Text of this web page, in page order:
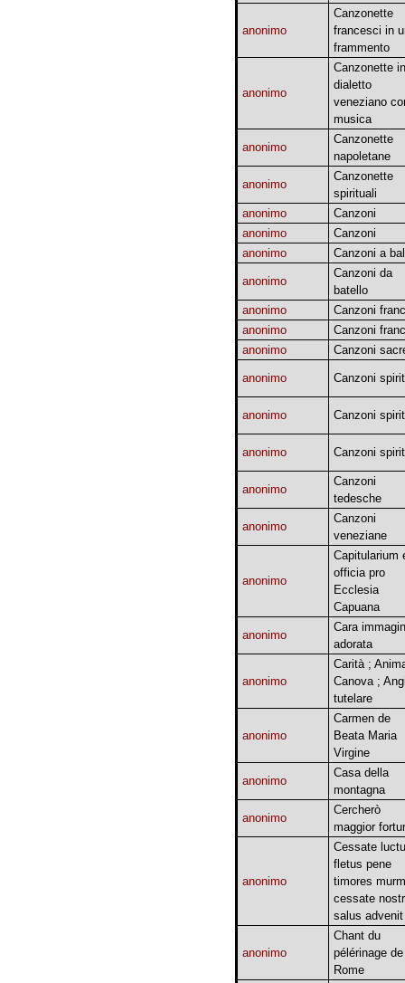
anonimo
Canzonette
francesci in
frammento
anonimo
Canzonette in
dialetto
veneziano
musica
anonimo
Canzonette
napoletane
anonimo
Canzonette
spirituali
anonimo
Canzoni
anonimo
Canzoni
anonimo
Canzoni a
anonimo
Canzoni da
batello
anonimo
Canzoni
anonimo
Canzoni
anonimo
Canzoni
anonimo Canzoni
anonimo Canzoni
anonimo Canzoni
anonimo
Canzoni
tedesche
anonimo
Canzoni
veneziane
anonimo
Capitularium
officia pro
Ecclesia
Capuana
anonimo
Cara
adorata
anonimo
Carità ;
Canova ;
tutelare
anonimo
Carmen de
Beata Maria
Virgine
anonimo
Casa della
montagna
anonimo
Cercherò
maggior
anonimo
Cessate
fletus pene
timores
cessate
salus advenit
anonimo
Chant du
pélérinage de
Rome